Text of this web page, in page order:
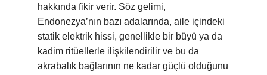
hakkında fikir verir. Söz gelimi,
Endonezya’nın bazı adalarında, aile içindeki
statik elektrik hissi, genellikle bir büyü ya da
kadim ritüellerle ilişkilendirilir ve bu da
akrabalık bağlarının ne kadar güçlü olduğunu